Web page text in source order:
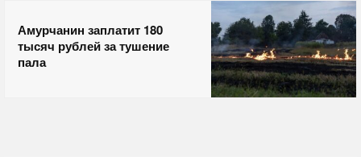
Амурчанин заплатит 180
тысяч рублей за тушение
пала